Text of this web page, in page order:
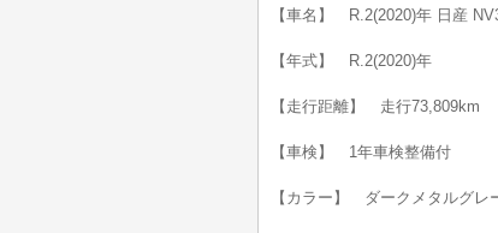
【車名】 R.2(2020)年 日産
【年式】 R.2(2020)年
【走行距離】 走行73,809km
【車検】 1年車検整備付
【カラー】 ダークメタルグレ